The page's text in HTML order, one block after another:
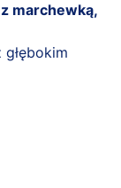
marchewką,